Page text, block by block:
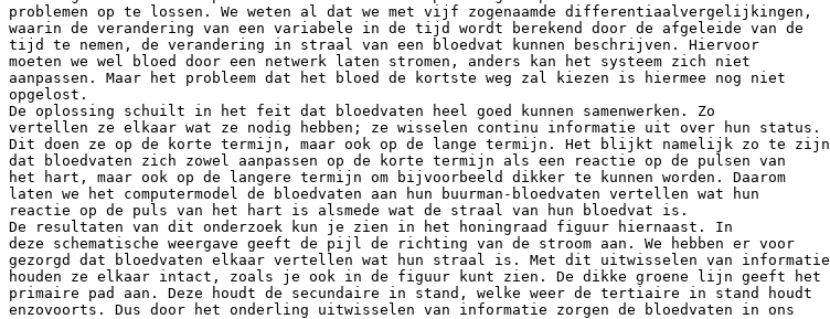
problemen op te lossen. We weten al dat we met vijf zogenaamde differentiaalvergelijkingen,
waarin de verandering van een variabele in de tijd wordt berekend door de afgeleide van de
tijd te nemen, de verandering in straal van een bloedvat kunnen beschrijven. Hiervoor
moeten we wel bloed door een netwerk laten stromen, anders kan het systeem zich niet
aanpassen. Maar het probleem dat het bloed de kortste weg zal kiezen is hiermee nog niet
opgelost.
De oplossing schuilt in het feit dat bloedvaten heel goed kunnen samenwerken. Zo
vertellen ze elkaar wat ze nodig hebben; ze wisselen continu informatie uit over hun status.
Dit doen ze op de korte termijn, maar ook op de lange termijn. Het blijkt namelijk zo te zijn
dat bloedvaten zich zowel aanpassen op de korte termijn als een reactie op de pulsen van
het hart, maar ook op de langere termijn om bijvoorbeeld dikker te kunnen worden. Daarom
laten we het computermodel de bloedvaten aan hun buurman-bloedvaten vertellen wat hun
reactie op de puls van het hart is alsmede wat de straal van hun bloedvat is.
De resultaten van dit onderzoek kun je zien in het honingraad figuur hiernaast. In
deze schematische weergave geeft de pijl de richting van de stroom aan. We hebben er voor
gezorgd dat bloedvaten elkaar vertellen wat hun straal is. Met dit uitwisselen van informatie
houden ze elkaar intact, zoals je ook in de figuur kunt zien. De dikke groene lijn geeft het
primaire pad aan. Deze houdt de secundaire in stand, welke weer de tertiaire in stand houdt
enzovoorts. Dus door het onderling uitwisselen van informatie zorgen de bloedvaten in ons